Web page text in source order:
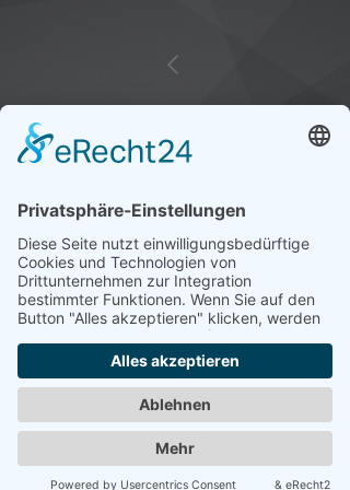
Cover Design für Markus
Zimmermann.
https://www.markus-